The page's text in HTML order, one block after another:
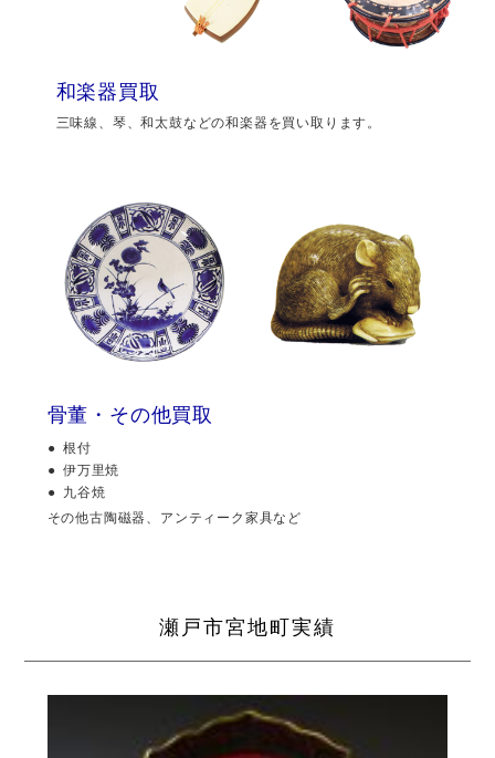
和楽器買取
三味線、琴、和太鼓などの和楽器を買い取ります。
骨董・その他買取
根付
伊万里焼
九谷焼
その他古陶磁器、アンティーク家具など
瀬戸市宮地町実績